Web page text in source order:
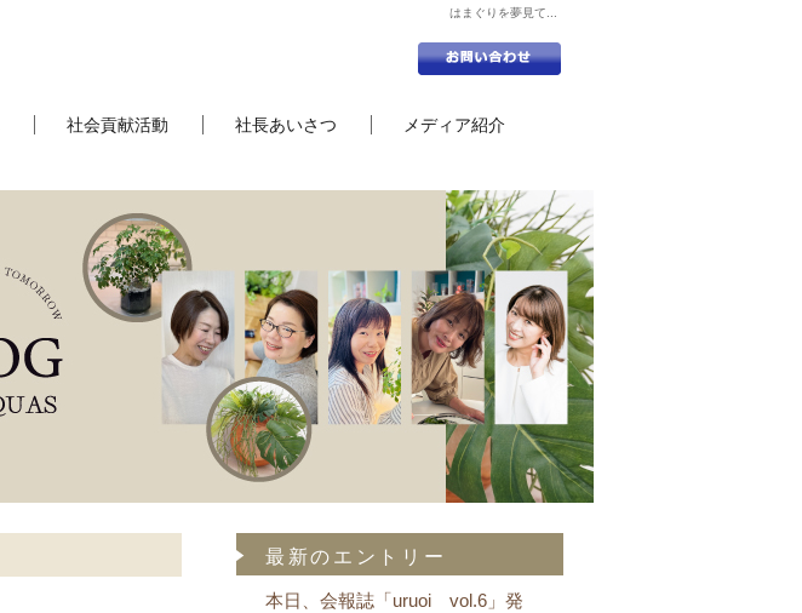
はまぐりを夢見て...
社会貢献活動 社長あいさつ メディア紹介
最新のエントリー
本日、会報誌「uruoi vol.6」発